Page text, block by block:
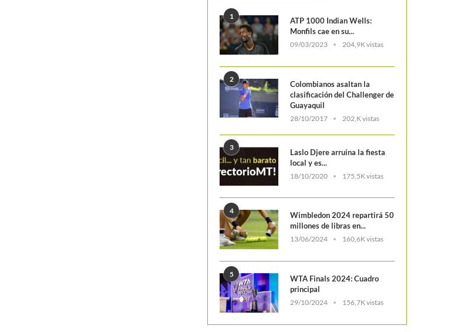
1
ATP 1000 Indian Wells:
Monfils cae en su...
09/03/2023 204,9K vistas
2
Colombianos asaltan la
clasificación del Challenger de
Guayaquil
28/10/2017 202,K vistas
3
Laslo Djere arruina la fiesta
local y es...
18/10/2020 175,5K vistas
4
Wimbledon 2024 repartirá 50
millones de libras en...
13/06/2024 160,6K vistas
5
WTA Finals 2024: Cuadro
principal
29/10/2024 156,7K vistas